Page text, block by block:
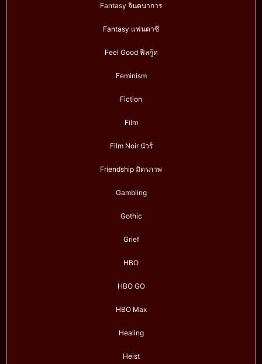
Fantasy จินตนาการ
Fantasy แฟนตาซี
Feel Good ฟีลกู้ด
Feminism
Fiction
Film
Film Noir นัวร์
Friendship มิตรภาพ
Gambling
Gothic
Grief
HBO
HBO GO
HBO Max
Healing
Heist